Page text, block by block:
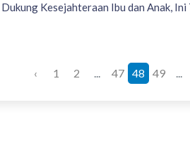
Dukung Kesejahteraan Ibu dan Anak,
‹ 1 2 ... 47 48 49 ...